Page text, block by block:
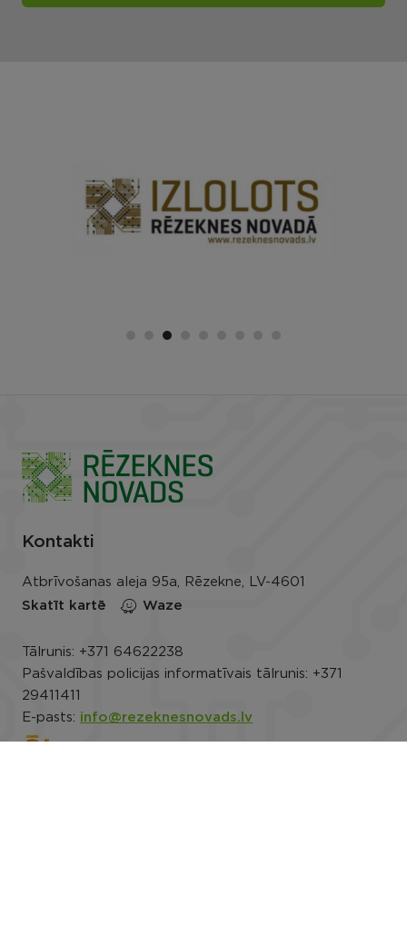
Kontakti
Atbrīvošanas aleja 95a, Rēzekne, LV-4601
Skatīt kartē
Waze
Tālrunis: +371 64622238
Pašvaldības policijas informatīvais tālrunis: +371
29411411
E-pasts: info@rezeknesnovads.lv